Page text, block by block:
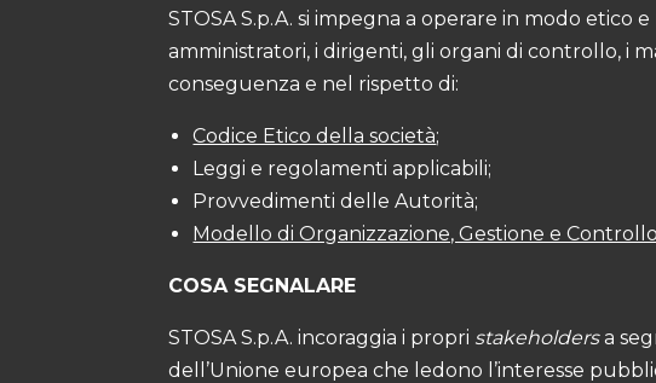
STOSA S.p.A. si impegna a operare in modo
amministratori, i dirigenti, gli organi di controllo, i
conseguenza e nel rispetto di:
Codice Etico della società;
Leggi e regolamenti applicabili;
Provvedimenti delle Autorità;
Modello di Organizzazione, Gestione e
COSA SEGNALARE
STOSA S.p.A. incoraggia i propri stakeholdersa
dell’Unione europea che ledono l’interesse